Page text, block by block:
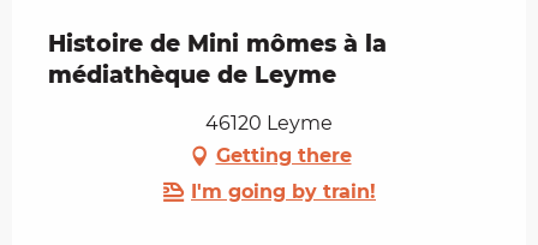
Histoire de Mini mômes à la
médiathèque de Leyme
46120 Leyme
Getting there
I'm going by train!